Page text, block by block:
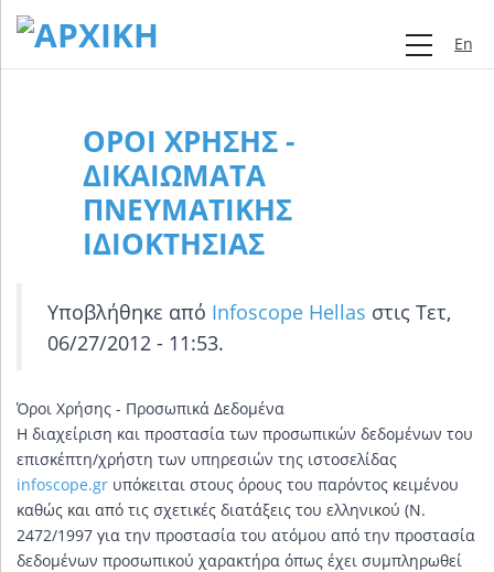
ΌΡΟΙ ΧΡΉΣΗΣ -
ΔΙΚΑΙΏΜΑΤΑ
ΠΝΕΥΜΑΤΙΚΉΣ
ΙΔΙΟΚΤΗΣΊΑΣ
Υποβλήθηκε από Infoscope Hellas στις Τετ,
06/27/2012 - 11:53.
Όροι Χρήσης - Προσωπικά Δεδομένα
Η διαχείριση και προστασία των προσωπικών δεδομένων του
επισκέπτη/χρήστη των υπηρεσιών της ιστοσελίδας
infoscope.gr υπόκειται στους όρους του παρόντος κειμένου
καθώς και από τις σχετικές διατάξεις του ελληνικού (Ν.
2472/1997 για την προστασία του ατόμου από την προστασία
δεδομένων προσωπικού χαρακτήρα όπως έχει συμπληρωθεί